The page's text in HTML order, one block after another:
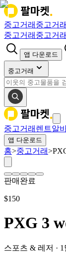
중고거래 중고거래
중고거래 중고거래
앱 다운로드
중고거래
중고거래 렌트알
앱 다운로드
홈>중고거래>
판매완료
$150
PXG 3
스포츠 & 레저 · 1